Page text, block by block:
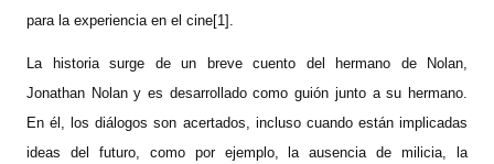
para la experiencia en el cine[1].
La historia surge de un breve cuento del hermano de Nolan,
Jonathan Nolan y es desarrollado como guión junto a su hermano.
En él, los diálogos son acertados, incluso cuando están implicadas
ideas del futuro, como por ejemplo, la ausencia de milicia, la